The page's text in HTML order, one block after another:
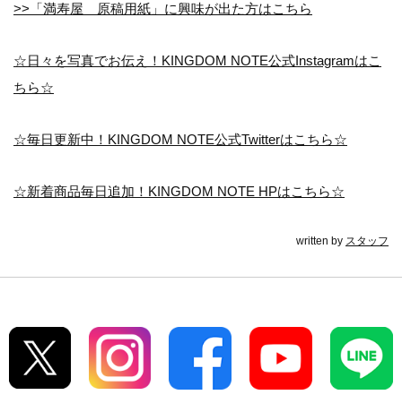
>>「満寿屋 原稿用紙」に興味が出た方はこちら
☆日々を写真でお伝え！KINGDOM NOTE公式Instagramはこ
ちら☆
☆毎日更新中！KINGDOM NOTE公式Twitterはこちら☆
☆新着商品毎日追加！KINGDOM NOTE HPはこちら☆
written by スタッフ